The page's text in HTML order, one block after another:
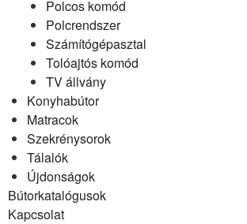
Polcos komód
Polcrendszer
Számítógépasztal
Tolóajtós komód
TV állvány
Konyhabútor
Matracok
Szekrénysorok
Tálalók
Újdonságok
Bútorkatalógusok
Kapcsolat